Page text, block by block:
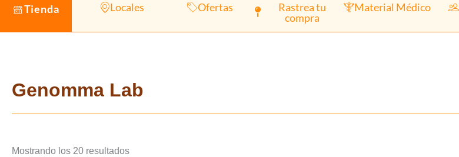
Tienda Locales Ofertas
Rastrea tu
compra
Material Médico
Genomma Lab
Mostrando los 20 resultados